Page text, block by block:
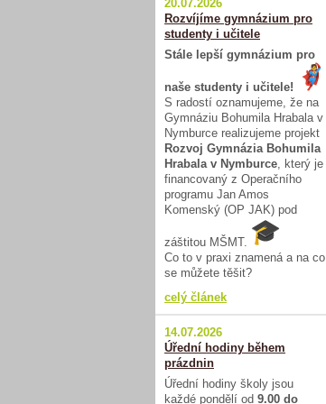
20.07.2026
Rozvíjíme gymnázium pro
studenty i učitele
Stále lepší gymnázium pro
naše studenty i učitele!
S radostí oznamujeme, že na
Gymnáziu Bohumila Hrabala v
Nymburce realizujeme projekt
Rozvoj Gymnázia Bohumila
Hrabala v Nymburce, který je
financovaný z Operačního
programu Jan Amos
Komenský (OP JAK) pod
záštitou MŠMT.
Co to v praxi znamená a na co
se můžete těšit?
celý článek
14.07.2026
Úřední hodiny během
prázdnin
Úřední hodiny školy jsou
každé pondělí od 9.00 do